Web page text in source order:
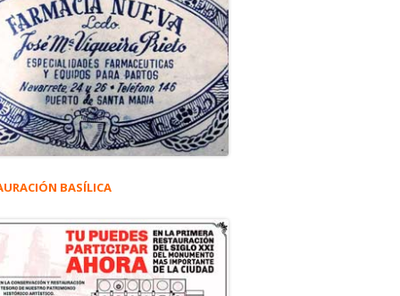
BASÍLICA